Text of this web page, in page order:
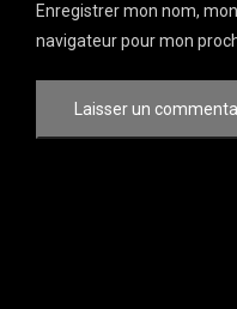
Enregistrer mon nom,
navigateur pour mon